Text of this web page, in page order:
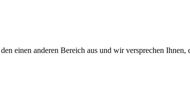
einen anderen Bereich aus und wir versprechen